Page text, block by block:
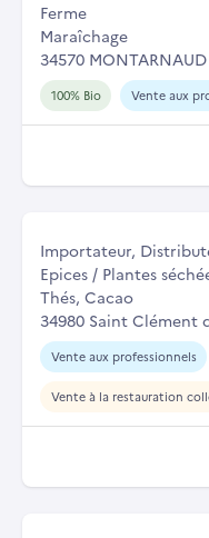
Ferme
Maraîchage
34570 MONTARNAUD
100% Bio Vente aux
Importateur,
Epices / Plantes
Thés, Cacao
34980 Saint Clément
Vente aux professionnels
Vente à la restauration